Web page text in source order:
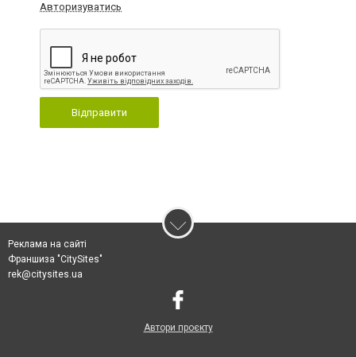
Авторизуватись
Відправити
Реклама на сайті
Франшиза "CitySites"
rek@citysites.ua
Автори проєкту